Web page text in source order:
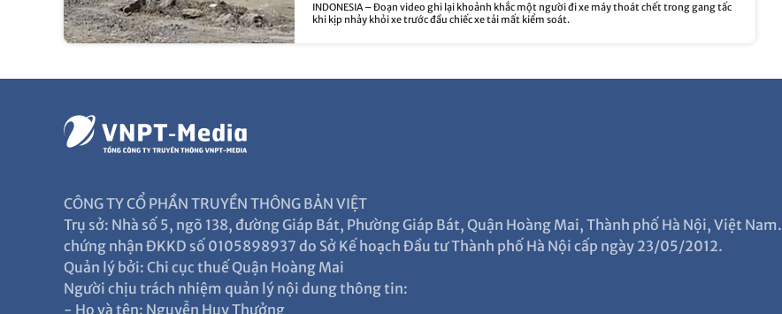
INDONESIA – Đoạn video ghi lại khoảnh khắc một người đi xe máy thoát chết trong gang tấc
khi kịp nhảy khỏi xe trước đầu chiếc xe tải mất kiểm soát.
CÔNG TY CỔ PHẦN TRUYỀN THÔNG BẢN VIỆT
Trụ sở: Nhà số 5, ngõ 138, đường Giáp Bát, Phường Giáp Bát, Quận Hoàng Mai, Thành phố Hà Nội, Việt Nam.
chứng nhận ĐKKD số 0105898937 do Sở Kế hoạch Đầu tư Thành phố Hà Nội cấp ngày 23/05/2012.
Quản lý bởi: Chi cục thuế Quận Hoàng Mai
Người chịu trách nhiệm quản lý nội dung thông tin:
- Họ và tên: Nguyễn Huy Thưởng